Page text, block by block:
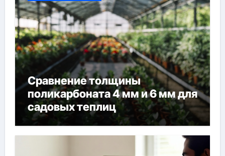
Сравнение толщины
поликарбоната 4 мм и 6 мм для
садовых теплиц